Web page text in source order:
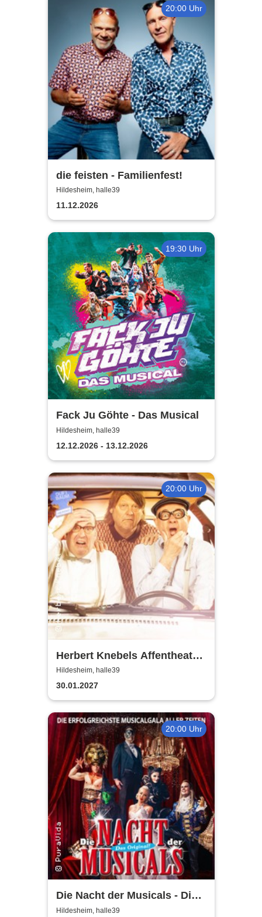
20:00 Uhr
die feisten - Familienfest!
Hildesheim, halle39
11.12.2026
19:30 Uhr
Fack Ju Göhte - Das Musical
Hildesheim, halle39
12.12.2026 - 13.12.2026
20:00 Uhr
Herbert Knebels Affentheater
- Voll Karacho!
Hildesheim, halle39
30.01.2027
20:00 Uhr
Die Nacht der Musicals - Die
erfolgreichste Musicalgala
Hildesheim, halle39